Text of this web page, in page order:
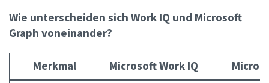
Wie unterscheiden sich Work IQ und Microsoft
Graph voneinander?
Merkmal Microsoft Work IQ